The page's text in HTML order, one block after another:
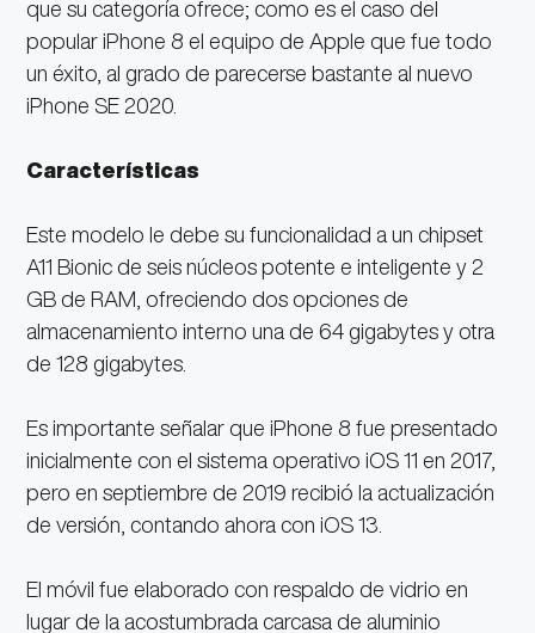
que su categoría ofrece; como es el caso del
popular iPhone 8 el equipo de Apple que fue todo
un éxito, al grado de parecerse bastante al nuevo
iPhone SE 2020.
Características
Este modelo le debe su funcionalidad a un chipset
A11 Bionic de seis núcleos potente e inteligente y 2
GB de RAM, ofreciendo dos opciones de
almacenamiento interno una de 64 gigabytes y otra
de 128 gigabytes.
Es importante señalar que iPhone 8 fue presentado
inicialmente con el sistema operativo iOS 11 en 2017,
pero en septiembre de 2019 recibió la actualización
de versión, contando ahora con iOS 13.
El móvil fue elaborado con respaldo de vidrio en
lugar de la acostumbrada carcasa de aluminio